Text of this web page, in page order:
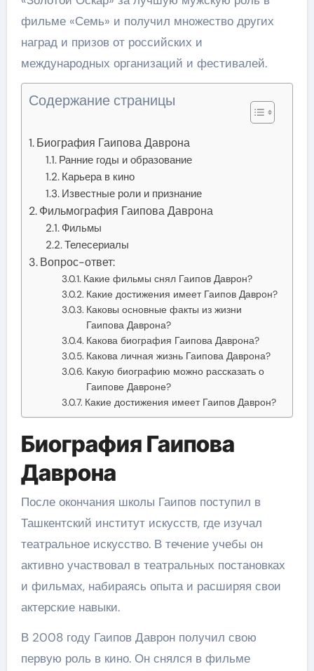
фильме «Семь» и получил множество других
наград и призов от российских и
международных организаций и фестивалей.
Содержание страницы
Биография Гаипова Даврона
Ранние годы и образование
Карьера в кино
Известные роли и признание
Фильмография Гаипова Даврона
Фильмы
Телесериалы
Вопрос-ответ:
Какие фильмы снял Гаипов Даврон?
Какие достижения имеет Гаипов Даврон?
Каковы основные факты из жизни
Гаипова Даврона?
Какова биография Гаипова Даврона?
Какова личная жизнь Гаипова Даврона?
Какую биографию можно рассказать о
Гаипове Давроне?
Какие достижения имеет Гаипов Даврон?
Биография Гаипова
Даврона
После окончания школы Гаипов поступил в
Ташкентский институт искусств, где изучал
театральное искусство. В течение учебы он
активно участвовал в театральных постановках
и фильмах, набираясь опыта и расширяя свои
актерские навыки.
В 2008 году Гаипов Даврон получил свою
первую роль в кино. Он снялся в фильме